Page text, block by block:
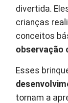
divertida.
crianças
conceitos
observação
Esses
tornam a